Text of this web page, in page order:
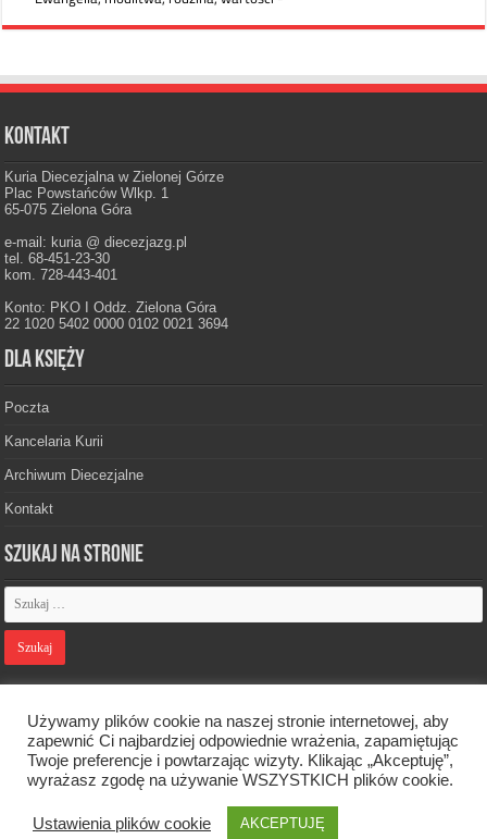
Kontakt
Kuria Diecezjalna w Zielonej Górze
Plac Powstańców Wlkp. 1
65-075 Zielona Góra
e-mail: kuria @ diecezjazg.pl
tel. 68-451-23-30
kom. 728-443-401
Konto: PKO I Oddz. Zielona Góra
22 1020 5402 0000 0102 0021 3694
Dla księży
Poczta
Kancelaria Kurii
Archiwum Diecezjalne
Kontakt
Szukaj na stronie
Designed by Webdawid
Oficjalna strona Diecezji Zielonogórsko-Gorzowskiej. © 2026. Wszelkie
Używamy plików cookie na naszej stronie internetowej, aby
zapewnić Ci najbardziej odpowiednie wrażenia, zapamiętując
Twoje preferencje i powtarzając wizyty. Klikając „Akceptuję”,
wyrażasz zgodę na używanie WSZYSTKICH plików cookie.
Ustawienia plików cookie AKCEPTUJĘ